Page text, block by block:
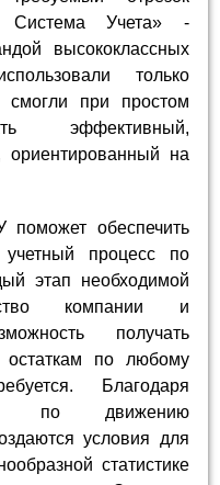
Система Учета» -
высококлассных
только
смогли при простом
эффективный,
ориентированный на
обеспечить
процесс по
этап необходимой
компании и
получать
по любому
Благодаря
по движению
условия для
статистике